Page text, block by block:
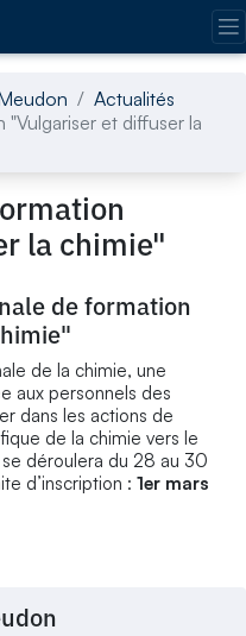
Actualités
et diffuser la
la chimie"
de formation
de la chimie, une
aux personnels des
dans les actions de
de la chimie vers le
déroulera du 28 au 30
d’inscription : 1er mars